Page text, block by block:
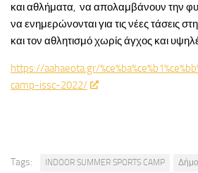
και αθλήματα, να απολαμβάνουν την
να ενημερώνονται για τις νέες τάσεις
και τον αθλητισμό χωρίς άγχος και
https://aahaeota.gr/
camp-issc-2022/
Tags: INDOOR SUMMER SPORTS CAMP